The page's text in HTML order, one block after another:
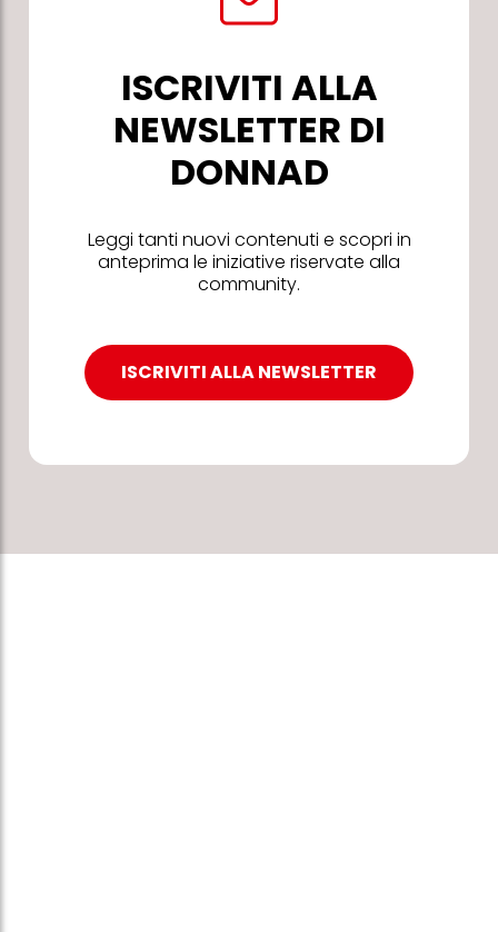
ISCRIVITI ALLA
NEWSLETTER DI
DONNAD
Leggi tanti nuovi contenuti e scopri in
anteprima le iniziative riservate alla
community.
ISCRIVITI ALLA NEWSLETTER